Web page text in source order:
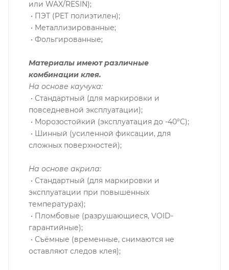
или WAX/RESIN);
• ПЭТ (PET полиэтилен);
• Металлизированные;
• Фольгированные;
Материалы имеют различные
комбинации клея.
На основе каучука:
• Стандартный (для маркировки и
повседневной эксплуатации);
• Морозостойкий (эксплуатация до -40°C);
• Шинный (усиленной фиксации, для
сложных поверхностей);
На основе акрила:
• Стандартный (для маркировки и
эксплуатации при повышенных
температурах);
• Пломбовые (разрушающиеся, VOID-
гарантийные);
• Съёмные (временные, снимаются не
оставляют следов клея);